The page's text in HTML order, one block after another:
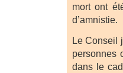
mort ont
d’amnistie.
Le Conseil
personnes
dans le